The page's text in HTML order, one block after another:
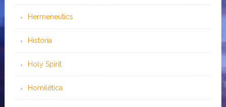
Hermeneutics
Historia
Holy Spirit
Homilética